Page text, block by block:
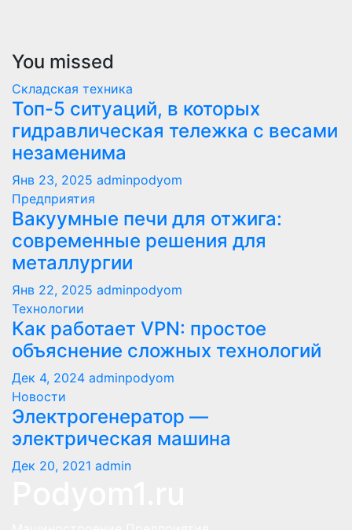
You missed
Складская техника
Топ-5 ситуаций, в которых
гидравлическая тележка с весами
незаменима
Янв 23, 2025 adminpodyom
Предприятия
Вакуумные печи для отжига:
современные решения для
металлургии
Янв 22, 2025 adminpodyom
Технологии
Как работает VPN: простое
объяснение сложных технологий
Дек 4, 2024 adminpodyom
Новости
Электрогенератор —
электрическая машина
Дек 20, 2021 admin